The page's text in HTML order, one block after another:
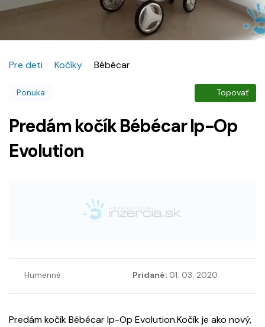
Pre deti Kočíky Bébécar
Ponuka Topovať
Predám kočík Bébécar Ip-Op
Evolution
Humenné Pridané: 01. 03. 2020
Predám kočík Bébécar Ip-Op Evolution.Kočík je ako nový,